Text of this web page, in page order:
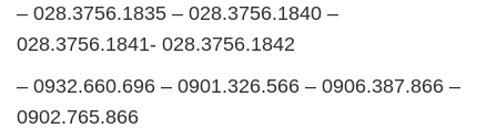
– 028.3756.1835 – 028.3756.1840 –
028.3756.1841- 028.3756.1842
– 0932.660.696 – 0901.326.566 – 0906.387.866 –
0902.765.866